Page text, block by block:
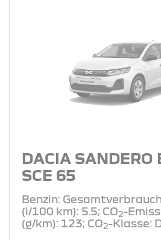
DACIA SANDERO
SCE 65
Benzin:
(l/100 km): 5.5; CO2-
(g/km): 123; CO2-Klasse: